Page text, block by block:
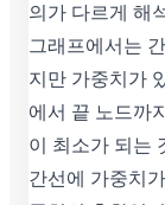
의가 다르게 해
그래프에서는
지만 가중치가
에서 끝 노드까
이 최소가 되는
간선에 가중치